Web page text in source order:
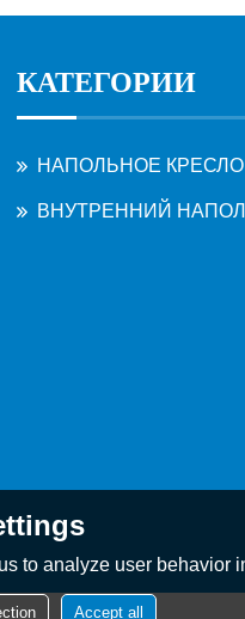
КАТЕГОРИИ
НАПОЛЬНОЕ КРЕСЛО
ВНУТРЕННИЙ НАПОЛЬНЫЙ
to analyze user behavior
Accept all